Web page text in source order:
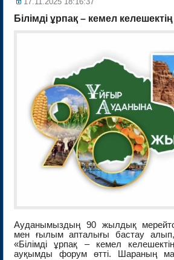
Білімді ұрпақ – кемел келешектің
Ауданымыздың 90 жылдық
мен ғылым апталығы бастау
«Білімді ұрпақ – кемел
ауқымды форум өтті. Шараның